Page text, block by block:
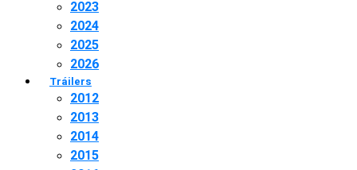
2023
2024
2025
2026
Tráilers
2012
2013
2014
2015